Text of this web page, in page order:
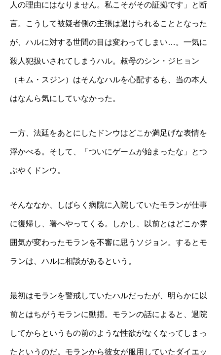
人の理由にはなりません。私こそがその証拠です」と断
言。こうして被疑者側の主張は退けられることとなった
が、ハルに対する世間の目は変わってしまい…。一気に
殺人犯扱いされてしまうハル。叔母のシン・ジヒョン
（キム・スジン）はそんなハルを心配するも、当の本人
はなんら気にしていなかった。
一方、法廷をあとにしたドンウはどこか満足げな表情を
浮かべる。そして、「ついにゲームが始まったな」とつ
ぶやくドンウ。
そんななか、しばらく病院に入院していたモランが仕事
に復帰し、署へやってくる。しかし、以前とはどこか雰
囲気が変わったモランを不審に思うソジョン。するとモ
ランは、ハルに相談があるという。
最初はモランを警戒していたハルだったが、明らかに以
前とはちがうモランに動揺。モランの話によると、退院
してからというもの前のような性欲がなくなってしまっ
たというのだ。モランから彼女が服用していたダイエッ